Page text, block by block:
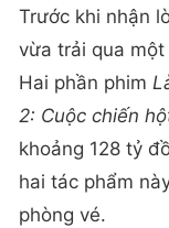
Trước khi nhận
vừa trải qua
Hai phần phim
2: Cuộc chiến
khoảng 128 tỷ
hai tác phẩm
phòng vé.